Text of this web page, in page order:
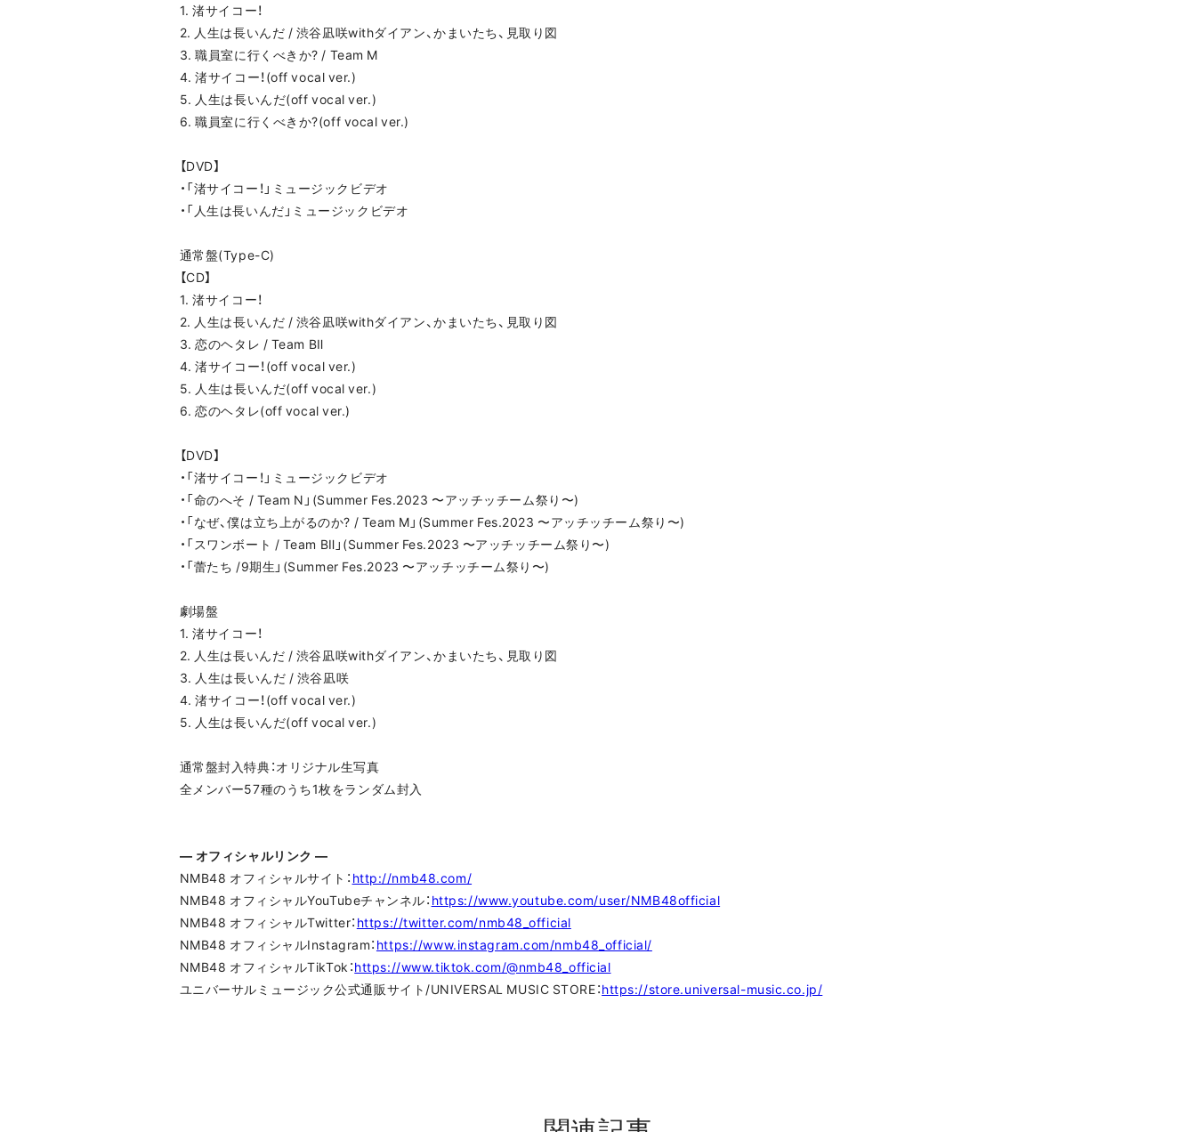
1. 渚サイコー！
2. 人生は長いんだ / 渋谷凪咲withダイアン、かまいたち、見取り図
3. 職員室に行くべきか? / Team M
4. 渚サイコー！(off vocal ver.)
5. 人生は長いんだ(off vocal ver.)
6. 職員室に行くべきか?(off vocal ver.)
【DVD】
・「渚サイコー！」ミュージックビデオ
・「人生は長いんだ」ミュージックビデオ
通常盤(Type-C)
【CD】
1. 渚サイコー！
2. 人生は長いんだ / 渋谷凪咲withダイアン、かまいたち、見取り図
3. 恋のヘタレ / Team BⅡ
4. 渚サイコー！(off vocal ver.)
5. 人生は長いんだ(off vocal ver.)
6. 恋のヘタレ(off vocal ver.)
【DVD】
・「渚サイコー！」ミュージックビデオ
・「命のへそ / Team N」(Summer Fes.2023 〜アッチッチーム祭り〜)
・「なぜ、僕は立ち上がるのか? / Team M」(Summer Fes.2023 〜アッチッチーム祭り〜)
・「スワンボート / Team BⅡ」(Summer Fes.2023 〜アッチッチーム祭り〜)
・「蕾たち /9期生」(Summer Fes.2023 〜アッチッチーム祭り〜)
劇場盤
1. 渚サイコー！
2. 人生は長いんだ / 渋谷凪咲withダイアン、かまいたち、見取り図
3. 人生は長いんだ / 渋谷凪咲
4. 渚サイコー！(off vocal ver.)
5. 人生は長いんだ(off vocal ver.)
通常盤封入特典：オリジナル生写真
全メンバー57種のうち1枚をランダム封入
― オフィシャルリンク ―
NMB48 オフィシャルサイト： http://nmb48.com/
NMB48 オフィシャルYouTubeチャンネル： https://www.youtube.com/user/NMB48official
NMB48 オフィシャルTwitter： https://twitter.com/nmb48_official
NMB48 オフィシャルInstagram： https://www.instagram.com/nmb48_official/
NMB48 オフィシャルTikTok：https://www.tiktok.com/@nmb48_official
ユニバーサルミュージック公式通販サイト/UNIVERSAL MUSIC STORE：https://store.universal-music.co.jp/